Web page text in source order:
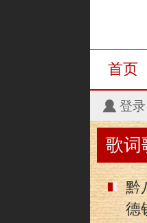
首页
登录
歌词
黔
德